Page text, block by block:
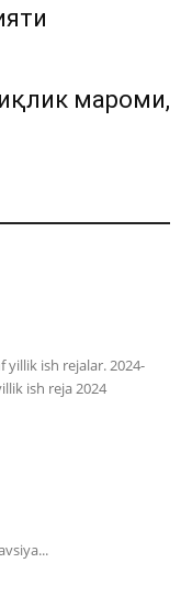
мароми,
yillik ish rejalar. 2024-
ish reja 2024